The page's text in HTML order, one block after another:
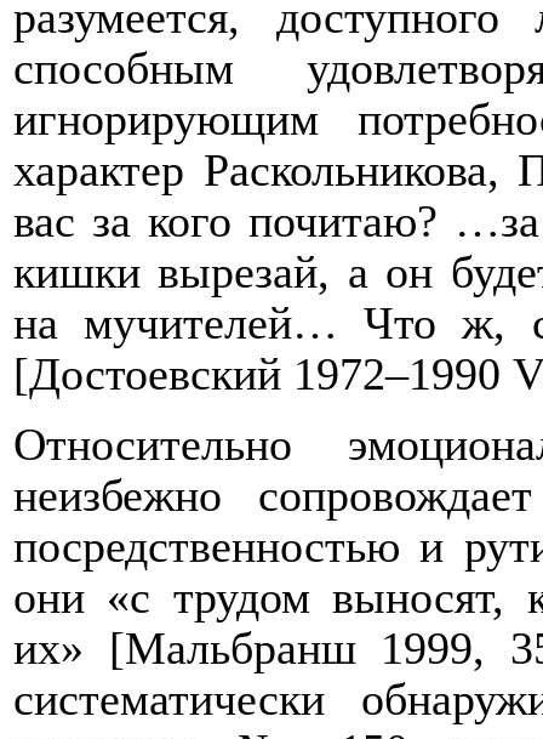
разумеется,
способным
игнорирующим
характер
вас за кого почитаю?
кишки вырезай, а он
на мучителей… Что ж,
[Достоевский 1972–1990
Относительно
неизбежно
посредственностью и
они «с трудом выносят,
их» [Мальбранш 1999,
систематически